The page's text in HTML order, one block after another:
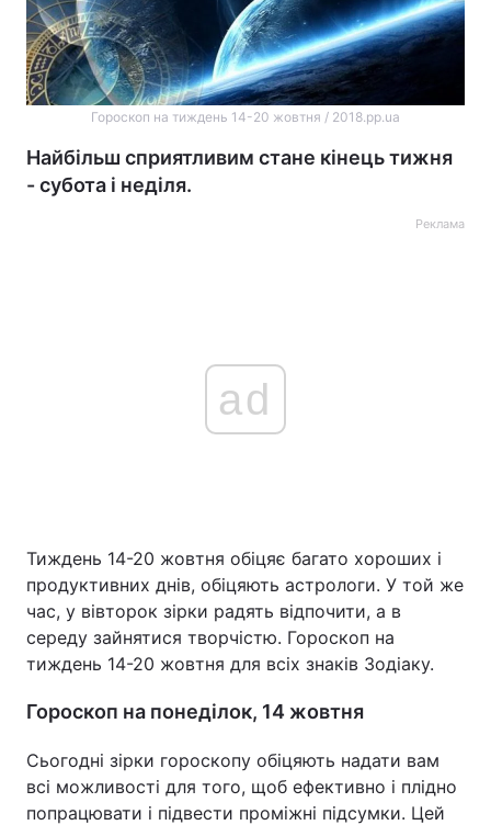
Гороскоп на тиждень 14-20 жовтня / 2018.pp.ua
Найбільш сприятливим стане кінець тижня
- субота і неділя.
Реклама
ad
Тиждень 14-20 жовтня обіцяє багато хороших і
продуктивних днів, обіцяють астрологи. У той же
час, у вівторок зірки радять відпочити, а в
середу зайнятися творчістю. Гороскоп на
тиждень 14-20 жовтня для всіх знаків Зодіаку.
Гороскоп на понеділок, 14 жовтня
Сьогодні зірки гороскопу обіцяють надати вам
всі можливості для того, щоб ефективно і плідно
попрацювати і підвести проміжні підсумки. Цей